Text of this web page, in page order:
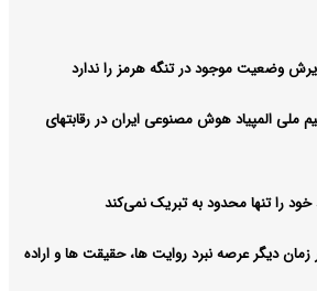
وضعیت موجود در تنگه هرمز را ندارد
المپیاد هوش مصنوعی ایران در رقابتهای
را تنها محدود به تبریک نمی‌کند
دیگر عرصه نبرد روایت ها، حقیقت ها و اراده